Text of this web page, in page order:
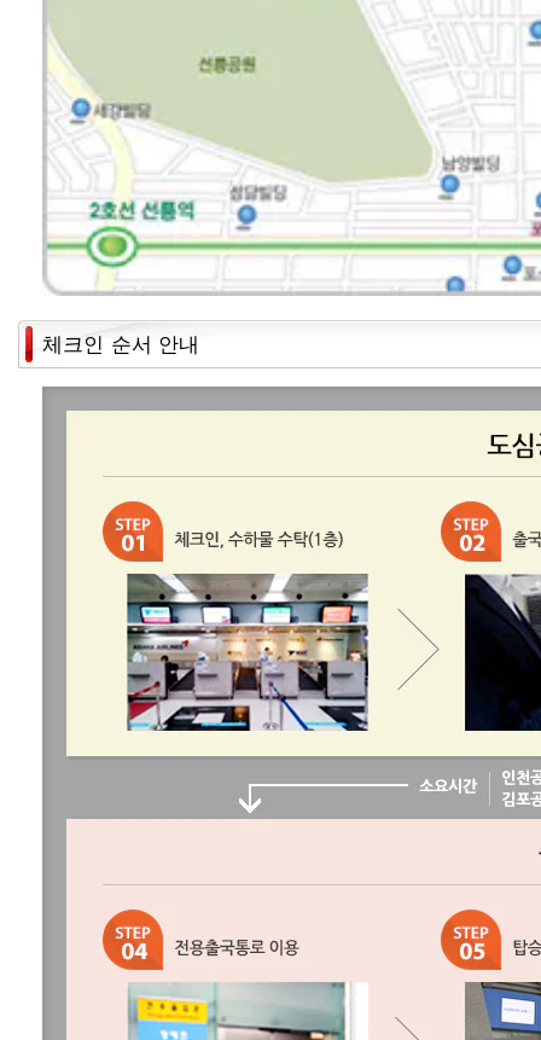
· 지하철 이용 시
- 2호선 삼성역에서 하차 후 5, 6번 출구이용
- 7호선 청담역에서 하차 후 2번 출구로 나온 후 15~20분 도보이
· 버스 이용 시
- 146, 333, 341, 360, 740, 3411, 4434 (무역센터 삼성역 하차)
- 기타 도심공항터미널 부근 정거장 모두 보기
클릭
체크인 순서 안내